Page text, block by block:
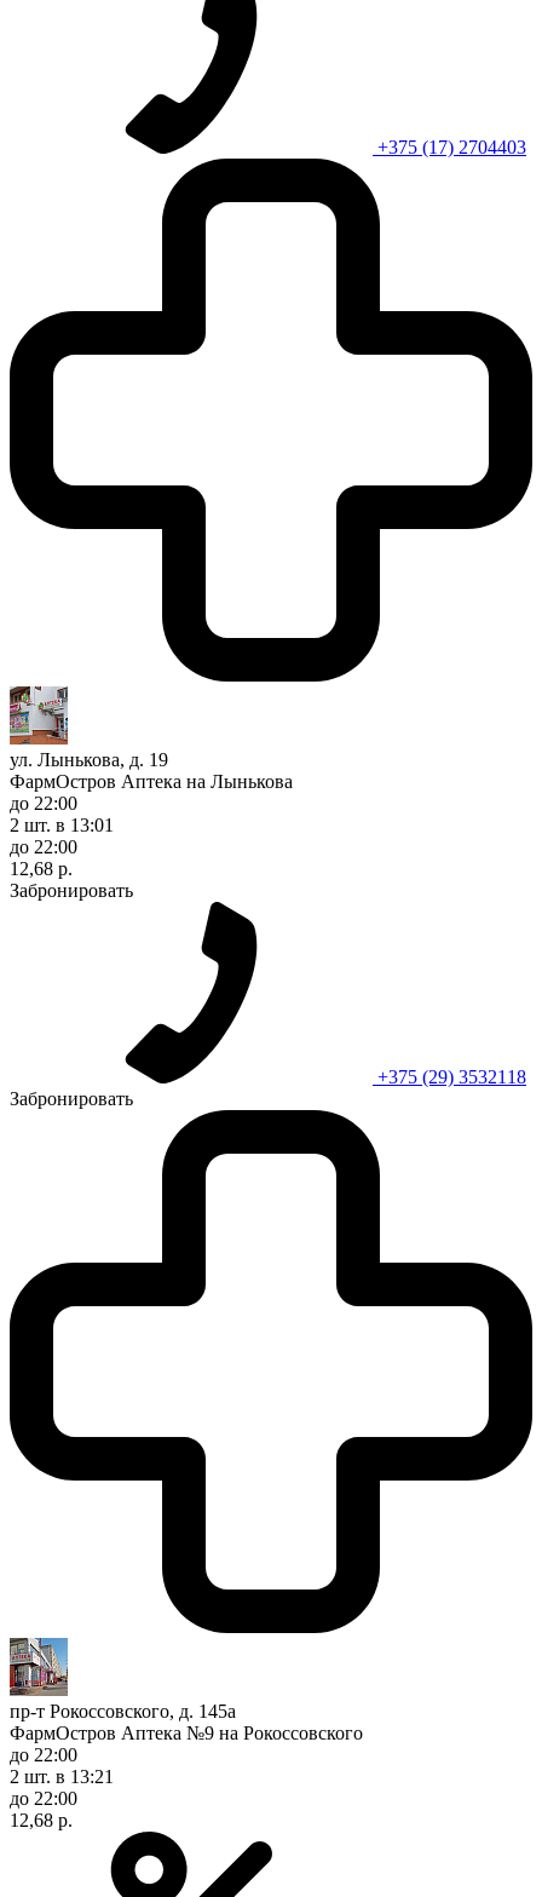
+375 (17) 2704403
ул. Лынькова, д. 19
ФармОстров Аптека на Лынькова
до 22:00
2 шт. в 13:01
до 22:00
12,68 р.
Забронировать
+375 (29) 3532118
Забронировать
пр-т Рокоссовского, д. 145а
ФармОстров Аптека №9 на Рокоссовского
до 22:00
2 шт. в 13:21
до 22:00
12,68 р.